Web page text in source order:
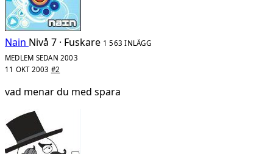
Nain Nivå 7 · Fuskare 1 563 INLÄGG
MEDLEM SEDAN 2003
11 OKT 2003 #2
vad menar du med spara